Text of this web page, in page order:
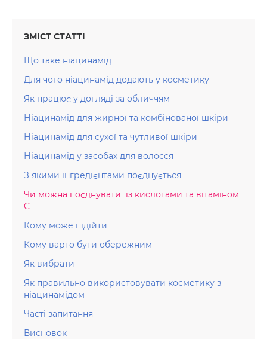
ЗМІСТ СТАТТІ
Що таке ніацинамід
Для чого ніацинамід додають у косметику
Як працює у догляді за обличчям
Ніацинамід для жирної та комбінованої шкіри
Ніацинамід для сухої та чутливої шкіри
Ніацинамід у засобах для волосся
З якими інгредієнтами поєднується
Чи можна поєднувати із кислотами та вітаміном
C
Кому може підійти
Кому варто бути обережним
Як вибрати
Як правильно використовувати косметику з
ніацинамідом
Часті запитання
Висновок